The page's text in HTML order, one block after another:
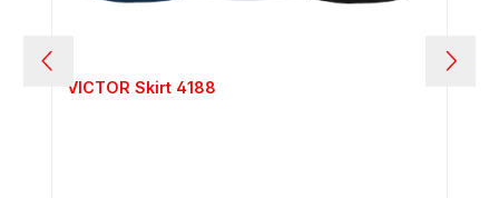
VICTOR Skirt 4188